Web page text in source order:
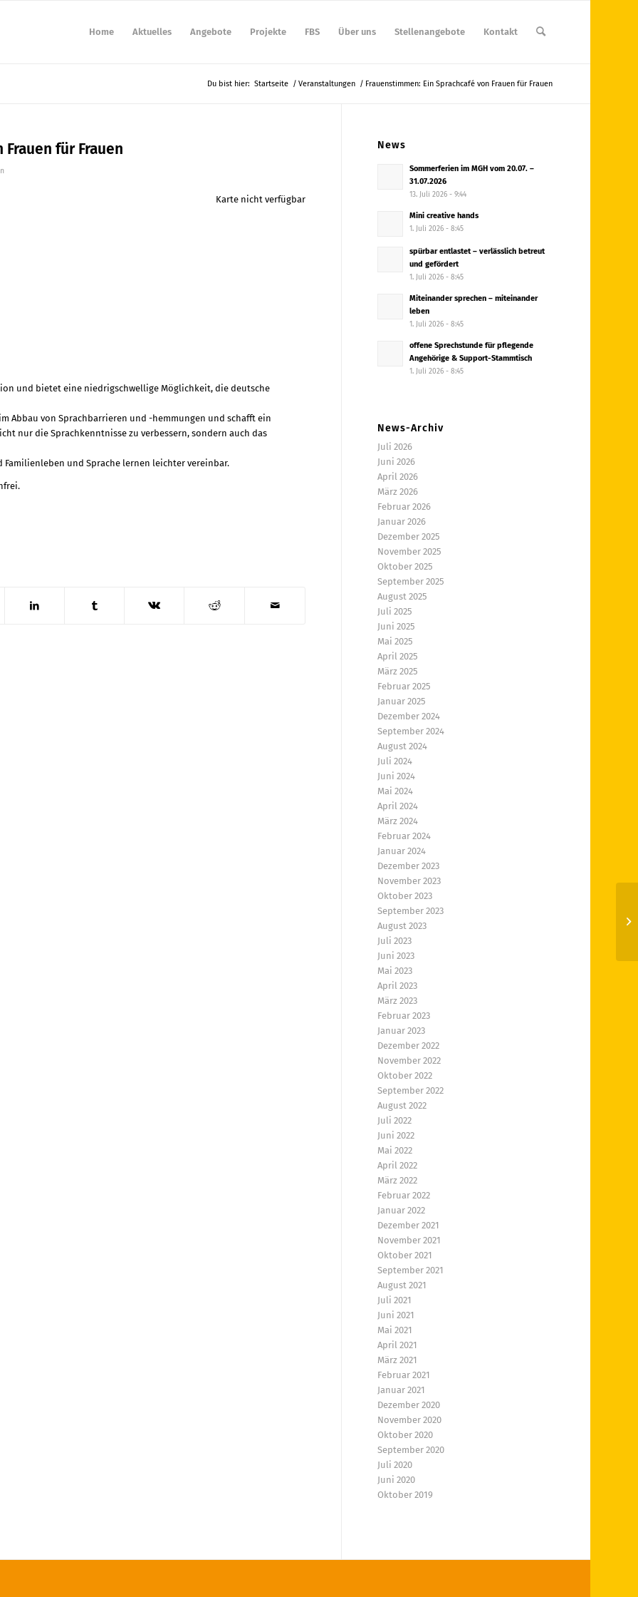
Home Aktuelles Angebote Projekte FBS Über uns Stellenangebote Kontakt
Du bist hier: Startseite / Veranstaltungen / Frauenstimmen: Ein Sprachcafé von Frauen für Frauen
für Frauen
Karte nicht verfügbar
und bietet eine niedrigschwellige Möglichkeit, die deutsche
Abbau von Sprachbarrieren und -hemmungen und schafft ein
nur die Sprachkenntnisse zu verbessern, sondern auch das
und Sprache lernen leichter vereinbar.
News
Sommerferien im MGH vom 20.07. –
31.07.2026
13. Juli 2026 - 9:44
Mini creative hands
1. Juli 2026 - 8:45
spürbar entlastet – verlässlich betreut
und gefördert
1. Juli 2026 - 8:45
Miteinander sprechen – miteinander
leben
1. Juli 2026 - 8:45
offene Sprechstunde für pflegende
Angehörige & Support-Stammtisch
1. Juli 2026 - 8:45
News-Archiv
Juli 2026
Juni 2026
April 2026
März 2026
Februar 2026
Januar 2026
Dezember 2025
November 2025
Oktober 2025
September 2025
August 2025
Juli 2025
Juni 2025
Mai 2025
April 2025
März 2025
Februar 2025
Januar 2025
Dezember 2024
September 2024
August 2024
Juli 2024
Juni 2024
Mai 2024
April 2024
März 2024
Februar 2024
Januar 2024
Dezember 2023
November 2023
Oktober 2023
September 2023
August 2023
Juli 2023
Juni 2023
Mai 2023
April 2023
März 2023
Februar 2023
Januar 2023
Dezember 2022
November 2022
Oktober 2022
September 2022
August 2022
Juli 2022
Juni 2022
Mai 2022
April 2022
März 2022
Februar 2022
Januar 2022
Dezember 2021
November 2021
Oktober 2021
September 2021
August 2021
Juli 2021
Juni 2021
Mai 2021
April 2021
März 2021
Februar 2021
Januar 2021
Dezember 2020
November 2020
Oktober 2020
September 2020
Juli 2020
Juni 2020
Oktober 2019